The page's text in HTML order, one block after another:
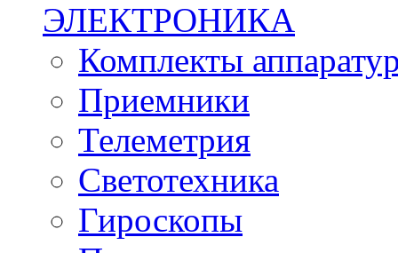
ЭЛЕКТРОНИКА
Комплекты
Приемники
Телеметрия
Светотехника
Гироскопы